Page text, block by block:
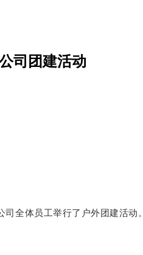
司团建活动
全体员工举行了户外团建活动。